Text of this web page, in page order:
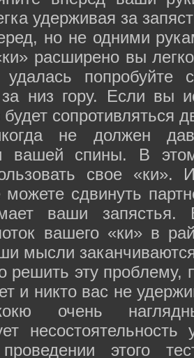
удерживая за
но не одними
расширено вы
попробуйте
низ гору. Если вы
сопротивляться
не должен
вашей спины. В
свое «ки».
можете сдвинуть
ваши запястья.
вашего «ки» в
мысли
решить эту проблему,
и никто вас не
кокю очень
этого